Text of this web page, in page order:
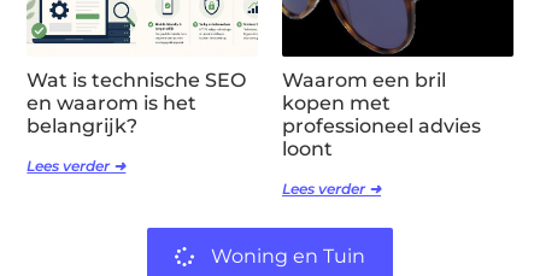
Wat is technische SEO
en waarom is het
belangrijk?
Lees verder ➜
Waarom een bril
kopen met
professioneel advies
loont
Lees verder ➜
Woning en Tuin